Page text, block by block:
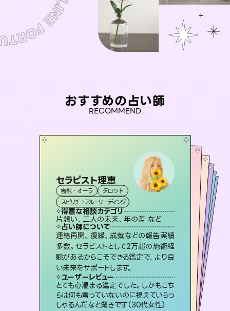
おすすめの占い師
RECOMMEND
セラピスト理恵
霊視・オーラ
タロット
スピリチュアル・リーディング
得意な相談カテゴリ
片想い、二人の未来、年の差 など
占い師について
連絡再開、復縁、成就などの報告実績
多数。セラピストとして2万超の施術経
験があるからこそできる鑑定で、より良
い未来をサポートします。
ユーザーレビュー
とても心温まる鑑定でした。しかもこち
らは何も言っていないのに視えていらっ
しゃるんだなと驚きです（30代女性）
桃源珠羽（とうげんみう）
霊視・オーラ タロット
スピリチュアル・リーディング
得意な相談カテゴリ
片想い、あの人の気持ち、復縁 など
占い師について
恋愛のお悩みの中でも特に「曖昧な関
係」の相談を得意としており、友達以上
恋人未満なお相手との今後や本音を丁
寧に読み解き恋愛成就へと導きます。
ユーザーレビュー
鑑定していただいてアドバイス通りに行
動すると仲が復活してきました。ありが
とうございました（40代 女性）
おう 霊感オラクル
霊視・オーラ
オラクルカード
得意な相談カテゴリ
恋愛総合、あの人の気持ち など
占い師について
霊視×オラクルカードを使って「今」と
「未来」そして「気になるあの人の気持
ち」まで丁寧に読み解き、恋や人生のヒ
ントを優しく引き出します。
ユーザーレビュー
不安な気持ちが嘘みたいに晴れまし
た…！よく視えていらっしゃるんだなと
感じました（40代 女性）
アイリス -iris-
西洋占星術
ルーン
得意な相談カテゴリ
恋愛総合、片想い、二人の未来 など
占い師について
復縁、恋愛、不倫の行方、同性愛や片思い、仕事関係や借金問題まで知りたいことや心の負担になっていることを紐解き、背中をそっと押して導きます。
ユーザーレビュー
安心感のあり、言い切ってくれる所や濁
さない鑑定のおかげで、毎回自分の気
持ちを整えられます（30代 男性）
彗望（すいぼう
霊視・オーラ
スピリチュアル・リーディング
得意な相談カテゴリ
片想い、あの人の気持ち、復縁 など
占い師について
3,700年以上の歴史を持つ東洋最古の
占術「易占」で詳細まで占い、幸せへ向
かう道筋を示します。厳しい結果にも具
体的な対策をお伝えします。
ユーザーレビュー
複雑な背景もしっかり聞いて鑑定して
いただけました。気持ちが楽になりまし
た（50代 女性）
未来視師＊花
霊視・オーラ 心理学
スピリチュアル・リーディング
得意な相談カテゴリ
出逢い、片想い、復縁 など
占い師について
未来には何パターンもの選択肢があり
ます。不安で視えにくくなっているあな
たの素敵な未来を見つけ、その未来を
選択できるようアドバイスします。
ユーザーレビュー
職場の人の性質や人間関係、本心など
本当によく視えていてびっくり。対策が
打てて前向きになれます（40代）